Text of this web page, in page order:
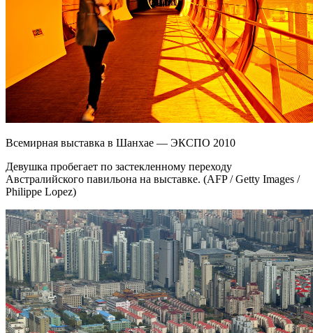
Всемирная выставка в Шанхае — ЭКСПО 2010
Девушка пробегает по застекленному переходу
Австралийского павильона на выставке. (AFP / Getty Images /
Philippe Lopez)